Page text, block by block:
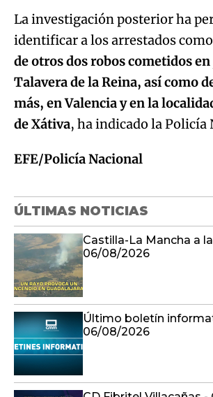
Talavera de la Reina, así como
más, en Valencia y en la
de Xátiva, ha indicado la Policía
EFE/Policía Nacional
Último boletín
06/08/2026
CD Fibritel Villacañas -
de la Reina | Directo